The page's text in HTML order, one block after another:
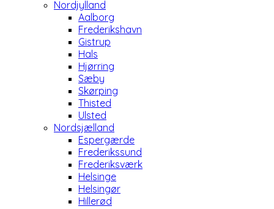
Nordjylland
Aalborg
Frederikshavn
Gistrup
Hals
Hjørring
Sæby
Skørping
Thisted
Ulsted
Nordsjælland
Espergærde
Frederikssund
Frederiksværk
Helsinge
Helsingør
Hillerød